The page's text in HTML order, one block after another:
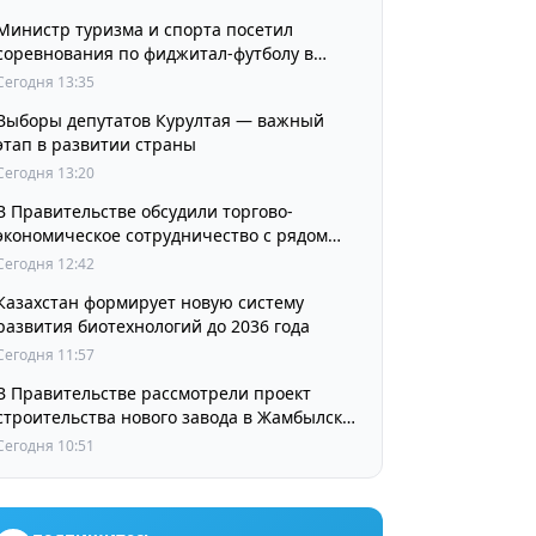
туризма и спорта посетил
по фиджитал-футболу в
«Игр Будущего 2026»
13:35
депутатов Курултая — важный
в развитии страны
13:20
Правительстве обсудили торгово-
сотрудничество с рядом
12:42
формирует новую систему
биотехнологий до 2036 года
11:57
Правительстве рассмотрели проект
нового завода в Жамбылской
10:51